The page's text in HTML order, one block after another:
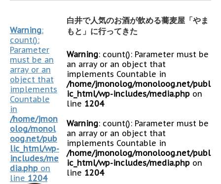
Warning:
count():
Parameter
must be an
array or an
object that
implements
Countable
in
/home/jmon
olog/monol
oog.net/pub
lic_html/wp-
includes/me
dia.php on
line 1204
白井で人気のお酒が飲める蕎麦屋「やま
もと」に行ってきた
Warning: count(): Parameter must be
an array or an object that
implements Countable in
/home/jmonolog/monoloog.net/publ
ic_html/wp-includes/media.php on
line 1204
Warning: count(): Parameter must be
an array or an object that
implements Countable in
/home/jmonolog/monoloog.net/publ
ic_html/wp-includes/media.php on
line 1204